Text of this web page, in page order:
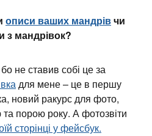
описи ваших мандрівчи
з мандрівок?
не ставив собі це за
для мене – це в першу
новий ракурс для фото,
порою року. А фотозвіти
сторінці у фейсбук.